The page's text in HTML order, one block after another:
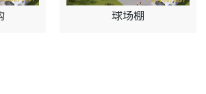
球场棚